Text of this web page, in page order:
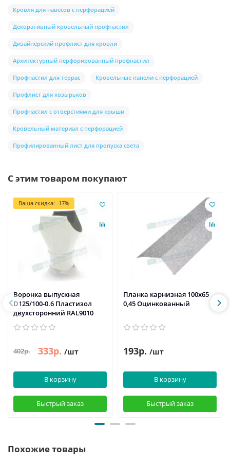
Кровля для навесов с перфорацией
Декоративный кровельный профнастил
Дизайнерский профлист для кровли
Архитектурный перфорированный профнастил
Профнастил для террас Кровельные панели с перфорацией
Профлист для козырьков
Профнастил с отверстиями для крыши
Кровельный материал с перфорацией
Профилированный лист для пропуска света
С этим товаром покупают
Ваша скидка: -17%
Воронка выпускная
D125/100-0.6 Пластизол
двухсторонний RAL9010
402р. 333р. /шт
В корзину
Быстрый заказ
Планка карнизная 100х65
0,45 Оцинкованный
193р. /шт
В корзину
Быстрый заказ
Похожие товары